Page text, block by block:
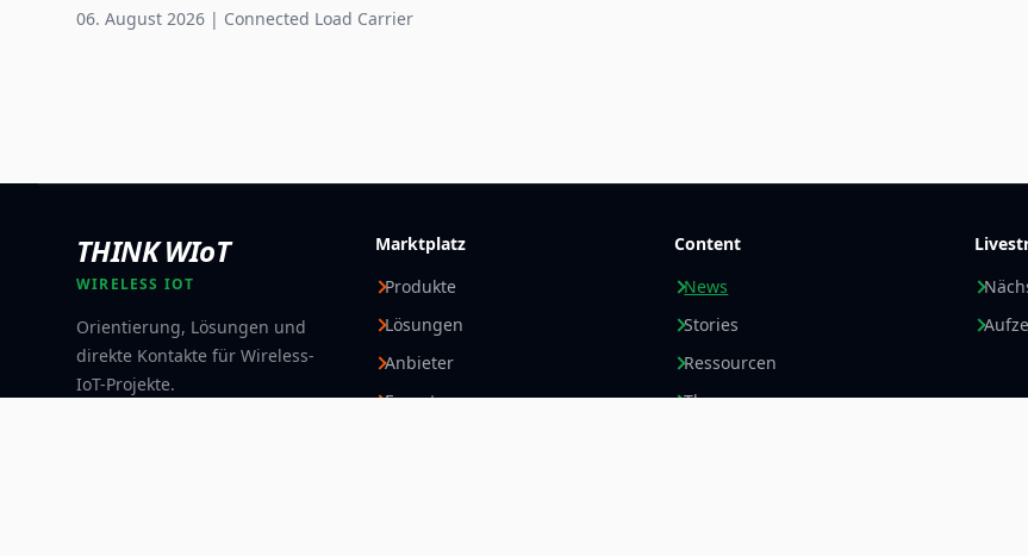
Pools
06. August 2026 | Connected Load Carrier
THINK WIoT
WIRELESS IOT
Orientierung, Lösungen und
direkte Kontakte für Wireless-
IoT-Projekte.
Marktplatz
Produkte
Lösungen
Anbieter
Experten
Content
News
Stories
Ressourcen
Themen